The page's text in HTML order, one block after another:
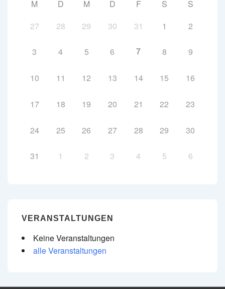
M D M D F S
S
27
28 29 30 31 1 2
3 4 5 6 7 8 9
10 11 12 13 14 15 16
17 18 19 20 21 22 23
24 25 26 27 28 29 30
31 1 2 3 4 5 6
VERANSTALTUNGEN
Keine Veranstaltungen
alle Veranstaltungen